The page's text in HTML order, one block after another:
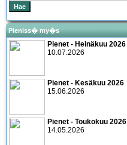
Pieniss� my�s
Pienet - Heinäkuu 2026
10.07.2026
Pienet - Kesäkuu 2026
15.06.2026
Pienet - Toukokuu 2026
14.05.2026